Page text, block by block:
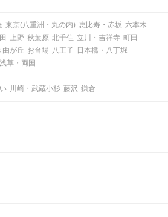
東京(八重洲・丸の内) 恵比寿・赤坂 六本木
上野 秋葉原 北千住 立川・吉祥寺 町田
由が丘 お台場 八王子 日本橋・八丁堀
浅草・両国
川崎・武蔵小杉 藤沢 鎌倉